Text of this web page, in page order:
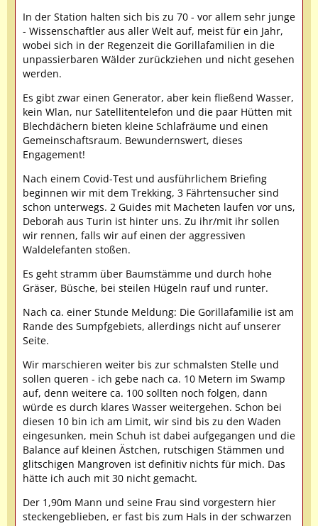
In der Station halten sich bis zu 70 - vor allem sehr junge
- Wissenschaftler aus aller Welt auf, meist für ein Jahr,
wobei sich in der Regenzeit die Gorillafamilien in die
unpassierbaren Wälder zurückziehen und nicht gesehen
werden.
Es gibt zwar einen Generator, aber kein fließend Wasser,
kein Wlan, nur Satellitentelefon und die paar Hütten mit
Blechdächern bieten kleine Schlafräume und einen
Gemeinschaftsraum. Bewundernswert, dieses
Engagement!
Nach einem Covid-Test und ausführlichem Briefing
beginnen wir mit dem Trekking, 3 Fährtensucher sind
schon unterwegs. 2 Guides mit Macheten laufen vor uns,
Deborah aus Turin ist hinter uns. Zu ihr/mit ihr sollen
wir rennen, falls wir auf einen der aggressiven
Waldelefanten stoßen.
Es geht stramm über Baumstämme und durch hohe
Gräser, Büsche, bei steilen Hügeln rauf und runter.
Nach ca. einer Stunde Meldung: Die Gorillafamilie ist am
Rande des Sumpfgebiets, allerdings nicht auf unserer
Seite.
Wir marschieren weiter bis zur schmalsten Stelle und
sollen queren - ich gebe nach ca. 10 Metern im Swamp
auf, denn weitere ca. 100 sollten noch folgen, dann
würde es durch klares Wasser weitergehen. Schon bei
diesen 10 bin ich am Limit, wir sind bis zu den Waden
eingesunken, mein Schuh ist dabei aufgegangen und die
Balance auf kleinen Ästchen, rutschigen Stämmen und
glitschigen Mangroven ist definitiv nichts für mich. Das
hätte ich auch mit 30 nicht gemacht.
Der 1,90m Mann und seine Frau sind vorgestern hier
steckengeblieben, er fast bis zum Hals in der schwarzen